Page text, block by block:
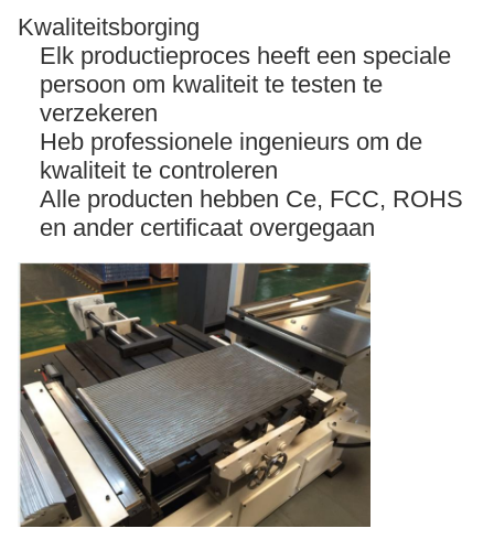
Kwaliteitsborging
Elk productieproces heeft een speciale
persoon om kwaliteit te testen te
verzekeren
Heb professionele ingenieurs om de
kwaliteit te controleren
Alle producten hebben Ce, FCC, ROHS
en ander certificaat overgegaan